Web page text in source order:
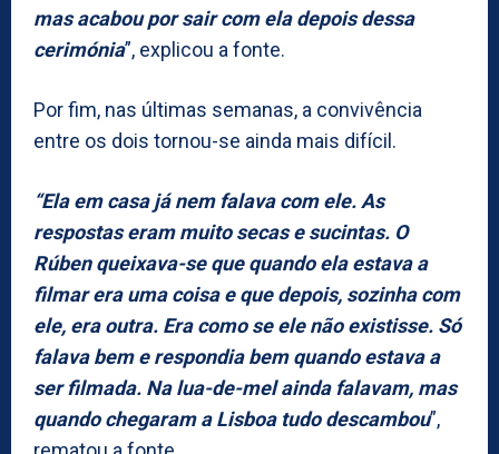
mas acabou por sair com ela depois dessa
cerimónia”, explicou a fonte.
Por fim, nas últimas semanas, a convivência
entre os dois tornou-se ainda mais difícil.
“Ela em casa já nem falava com ele. As
respostas eram muito secas e sucintas. O
Rúben queixava-se que quando ela estava a
filmar era uma coisa e que depois, sozinha com
ele, era outra. Era como se ele não existisse. Só
falava bem e respondia bem quando estava a
ser filmada. Na lua-de-mel ainda falavam, mas
quando chegaram a Lisboa tudo descambou”,